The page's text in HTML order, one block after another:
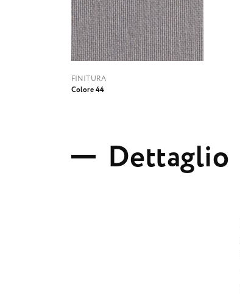
FINITURA
Colore 44
Dettaglio